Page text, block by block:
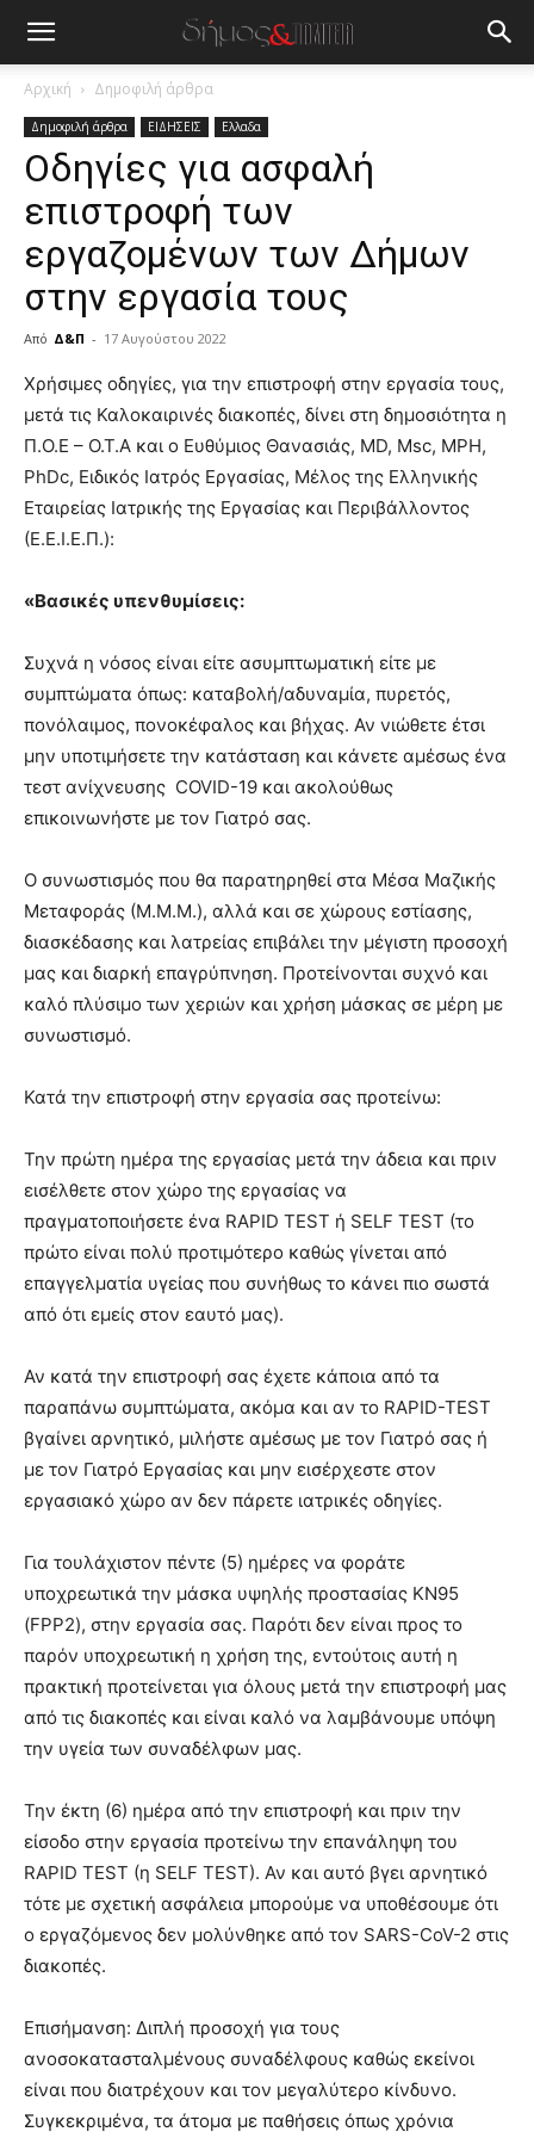
Αρχική Δημοφιλή άρθρα
Δημοφιλή άρθρα ΕΙΔΗΣΕΙΣ Ελλαδα
Οδηγίες για ασφαλή
επιστροφή των
εργαζομένων των Δήμων
στην εργασία τους
Από Δ&Π - 17 Αυγούστου 2022
blonde
lesbians
very
hot
cam
show.desi
xxx
teaches
the
meaning
of
pain.
pornhun
hd
Χρήσιμες οδηγίες, για την επιστροφή στην εργασία τους,
μετά τις Καλοκαιρινές διακοπές, δίνει στη δημοσιότητα η
Π.Ο.Ε – Ο.Τ.Α και ο Ευθύμιος Θανασιάς, MD, Msc, MPH,
PhDc, Ειδικός Ιατρός Εργασίας, Μέλος της Ελληνικής
Εταιρείας Ιατρικής της Εργασίας και Περιβάλλοντος
(Ε.Ε.Ι.Ε.Π.):
«Βασικές υπενθυμίσεις:
Συχνά η νόσος είναι είτε ασυμπτωματική είτε με
συμπτώματα όπως: καταβολή/αδυναμία, πυρετός,
πονόλαιμος, πονοκέφαλος και βήχας. Αν νιώθετε έτσι
μην υποτιμήσετε την κατάσταση και κάνετε αμέσως ένα
τεστ ανίχνευσης COVID-19 και ακολούθως
επικοινωνήστε με τον Γιατρό σας.
Ο συνωστισμός που θα παρατηρηθεί στα Μέσα Μαζικής
Μεταφοράς (Μ.Μ.Μ.), αλλά και σε χώρους εστίασης,
διασκέδασης και λατρείας επιβάλει την μέγιστη προσοχή
μας και διαρκή επαγρύπνηση. Προτείνονται συχνό και
καλό πλύσιμο των χεριών και χρήση μάσκας σε μέρη με
συνωστισμό.
Κατά την επιστροφή στην εργασία σας προτείνω:
Την πρώτη ημέρα της εργασίας μετά την άδεια και πριν
εισέλθετε στον χώρο της εργασίας να
πραγματοποιήσετε ένα RAPID TEST ή SELF TEST (το
πρώτο είναι πολύ προτιμότερο καθώς γίνεται από
επαγγελματία υγείας που συνήθως το κάνει πιο σωστά
από ότι εμείς στον εαυτό μας).
Αν κατά την επιστροφή σας έχετε κάποια από τα
παραπάνω συμπτώματα, ακόμα και αν το RAPID-TEST
βγαίνει αρνητικό, μιλήστε αμέσως με τον Γιατρό σας ή
με τον Γιατρό Εργασίας και μην εισέρχεστε στον
εργασιακό χώρο αν δεν πάρετε ιατρικές οδηγίες.
Για τουλάχιστον πέντε (5) ημέρες να φοράτε
υποχρεωτικά την μάσκα υψηλής προστασίας ΚΝ95
(FPP2), στην εργασία σας. Παρότι δεν είναι προς το
παρόν υποχρεωτική η χρήση της, εντούτοις αυτή η
πρακτική προτείνεται για όλους μετά την επιστροφή μας
από τις διακοπές και είναι καλό να λαμβάνουμε υπόψη
την υγεία των συναδέλφων μας.
Την έκτη (6) ημέρα από την επιστροφή και πριν την
είσοδο στην εργασία προτείνω την επανάληψη του
RAPID TEST (η SELF TEST). Αν και αυτό βγει αρνητικό
τότε με σχετική ασφάλεια μπορούμε να υποθέσουμε ότι
ο εργαζόμενος δεν μολύνθηκε από τον SARS-CoV-2 στις
διακοπές.
Επισήμανση: Διπλή προσοχή για τους
ανοσοκατασταλμένους συναδέλφους καθώς εκείνοι
είναι που διατρέχουν και τον μεγαλύτερο κίνδυνο.
Συγκεκριμένα, τα άτομα με παθήσεις όπως χρόνια